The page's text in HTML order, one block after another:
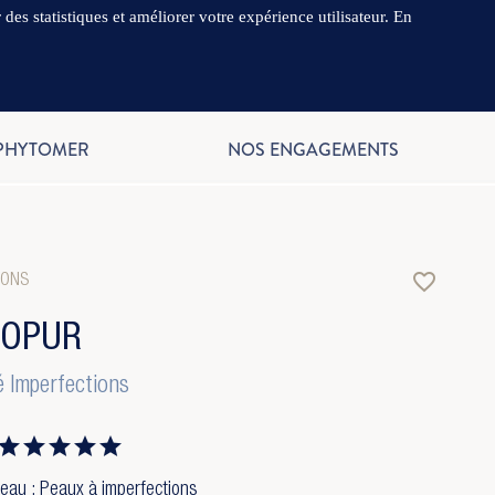
NOS ENGAGEMENTS
favorite_border
Imperfections
: Peaux à imperfections
statistiques et améliorer votre expérience utilisateur. En